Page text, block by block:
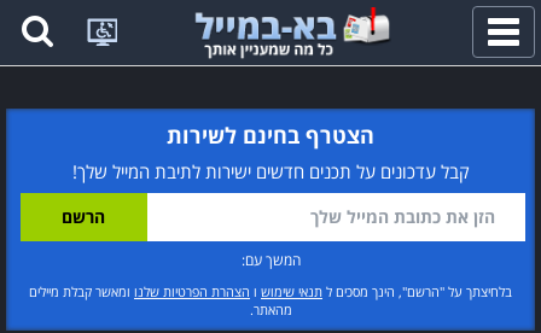
פתח
תפריט
הצטרף בחינם לשירות
קבל עדכונים על תכנים חדשים ישירות לתיבת המייל שלך!
המשך עם:
בלחיצתך על "הרשם", הינך מסכים ל תנאי שימוש ו הצהרת הפרטיות שלנו ומאשר קבלת מיילים
מהאתר.